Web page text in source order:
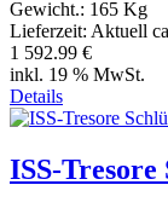
Gewicht.: 165 Kg
Lieferzeit: Aktuell
1 592.99 €
inkl. 19 % MwSt.
Details
ISS-Tresore